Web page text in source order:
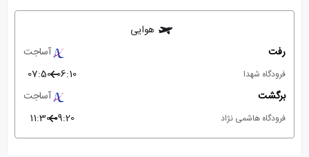
هوایی
رفت
آساجت
فرودگاه شهدا 06:10
07:50
برگشت
آساجت
فرودگاه هاشمی نژاد 09:20
11:30